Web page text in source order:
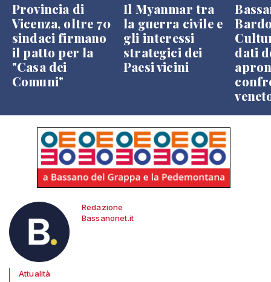
Provincia di
Vicenza, oltre 70
sindaci firmano
il patto per la
"Casa dei
Comuni"
Il Myanmar tra
la guerra civile e
gli interessi
strategici dei
Paesi vicini
dati
Redazione
Bassanonet.it
Attualità